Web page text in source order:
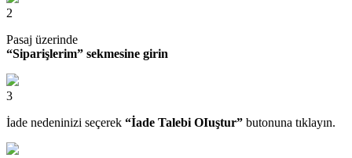
2
Pasaj üzerinde
“Siparişlerim” sekmesine girin
3
İade nedeninizi seçerek “İade Talebi OIuştur” butonuna tıklayın.